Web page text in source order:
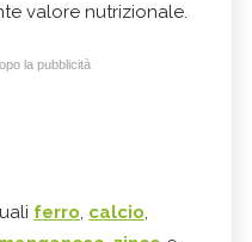
valore nutrizionale.
la pubblicità
ferro, calcio,